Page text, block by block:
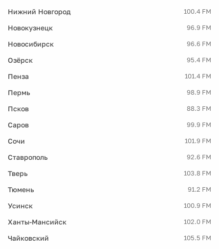
Нижний Новгород 100.4 FM
Новокузнецк 96.9 FM
Новосибирск 96.6 FM
Озёрск 95.4 FM
Пенза 101.4 FM
Пермь 98.9 FM
Псков 88.3 FM
Саров 99.9 FM
Сочи 101.9 FM
Ставрополь 92.6 FM
Тверь 103.8 FM
Тюмень 91.2 FM
Усинск 100.9 FM
Ханты-Мансийск 102.0 FM
Чайковский 105.5 FM